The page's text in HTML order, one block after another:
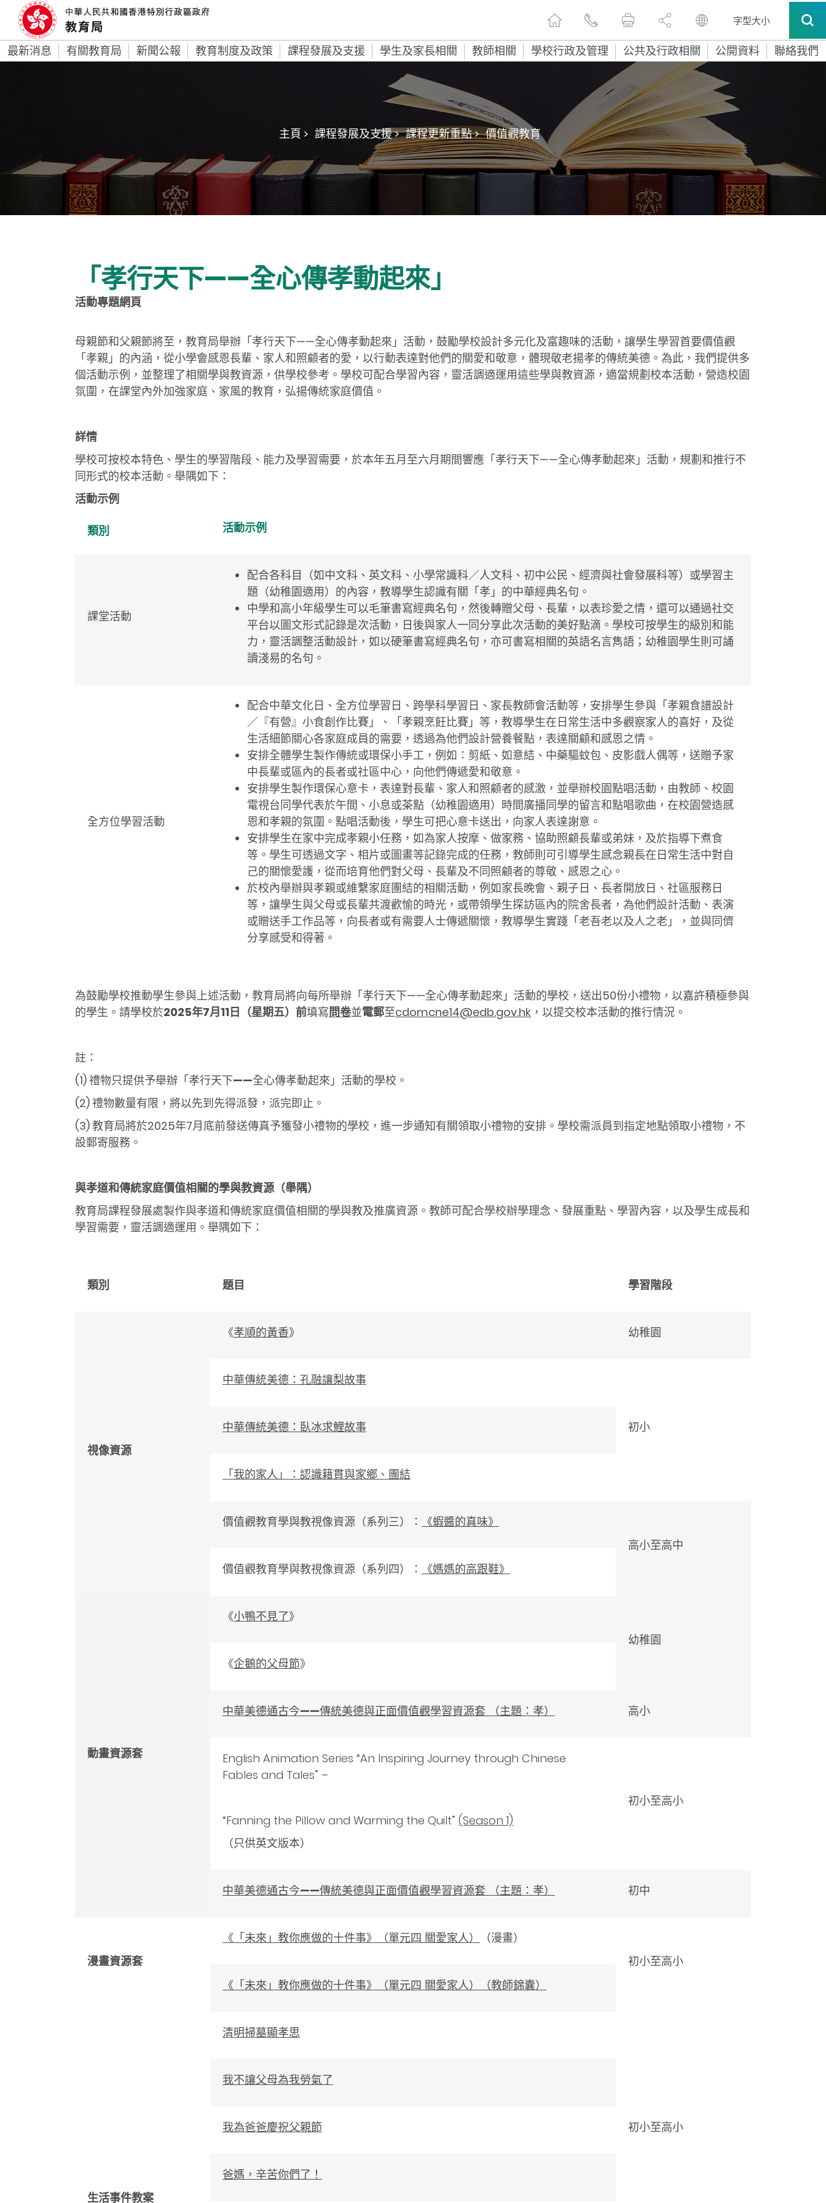
字型大小
最新消息 有關教育局 新聞公報 教育制度及政策 課程發展及支援 學生及家長相關 教師相關 學校行政及管理 公共及行政相關 公開資料 聯絡我們
主頁 > 課程發展及支援 > 課程更新重點 > 價值觀教育
「孝行天下——全心傳孝動起來」
活動專題網頁
母親節和父親節將至，教育局舉辦「孝行天下——全心傳孝動起來」活動，鼓勵學校設計多元化及富趣味的活動，讓學生學習首要價值觀
「孝親」的內涵，從小學會感恩長輩、家人和照顧者的愛，以行動表達對他們的關愛和敬意，體現敬老揚孝的傳統美德。為此，我們提供多
個活動示例，並整理了相關學與教資源，供學校參考。學校可配合學習內容，靈活調適運用這些學與教資源，適當規劃校本活動，營造校園
氛圍，在課堂內外加強家庭、家風的教育，弘揚傳統家庭價值。
詳情
學校可按校本特色、學生的學習階段、能力及學習需要，於本年五月至六月期間響應「孝行天下——全心傳孝動起來」活動，規劃和推行不
同形式的校本活動。舉隅如下：
活動示例
類別 活動示例
課堂活動
配合各科目（如中文科、英文科、小學常識科／人文科、初中公民、經濟與社會發展科等）或學習主
題（幼稚園適用）的內容，教導學生認識有關「孝」的中華經典名句。
中學和高小年級學生可以毛筆書寫經典名句，然後轉贈父母、長輩，以表珍愛之情，還可以通過社交
平台以圖文形式記錄是次活動，日後與家人一同分享此次活動的美好點滴。學校可按學生的級別和能
力，靈活調整活動設計，如以硬筆書寫經典名句，亦可書寫相關的英語名言雋語；幼稚園學生則可誦
讀淺易的名句。
全方位學習活動
配合中華文化日、全方位學習日、跨學科學習日、家長教師會活動等，安排學生參與「孝親食譜設計
／『有營』小食創作比賽」、「孝親烹飪比賽」等，教導學生在日常生活中多觀察家人的喜好，及從
生活細節關心各家庭成員的需要，透過為他們設計營養餐點，表達關顧和感恩之情。
安排全體學生製作傳統或環保小手工，例如：剪紙、如意結、中藥驅蚊包、皮影戲人偶等，送贈予家
中長輩或區內的長者或社區中心，向他們傳遞愛和敬意。
安排學生製作環保心意卡，表達對長輩、家人和照顧者的感激，並舉辦校園點唱活動，由教師、校園
電視台同學代表於午間、小息或茶點（幼稚園適用）時間廣播同學的留言和點唱歌曲，在校園營造感
恩和孝親的氛圍。點唱活動後，學生可把心意卡送出，向家人表達謝意。
安排學生在家中完成孝親小任務，如為家人按摩、做家務、協助照顧長輩或弟妹，及於指導下煮食
等。學生可透過文字、相片或圖畫等記錄完成的任務，教師則可引導學生感念親長在日常生活中對自
己的關懷愛護，從而培育他們對父母、長輩及不同照顧者的尊敬、感恩之心。
於校內舉辦與孝親或維繫家庭團結的相關活動，例如家長晚會、親子日、長者開放日、社區服務日
等，讓學生與父母或長輩共渡歡愉的時光，或帶領學生探訪區內的院舍長者，為他們設計活動、表演
或贈送手工作品等，向長者或有需要人士傳遞關懷，教導學生實踐「老吾老以及人之老」，並與同儕
分享感受和得著。
為鼓勵學校推動學生參與上述活動，教育局將向每所舉辦「孝行天下——全心傳孝動起來」活動的學校，送出50份小禮物，以嘉許積極參與
的學生。請學校於2025年7月11日（星期五）前填寫問卷並電郵至cdomcne14@edb.gov.hk ， 以提交校本活動的推行情況。
註：
(1) 禮物只提供予舉辦「孝行天下——全心傳孝動起來」活動的學校。
(2) 禮物數量有限，將以先到先得派發，派完即止。
(3) 教育局將於2025年7月底前發送傳真予獲發小禮物的學校，進一步通知有關領取小禮物的安排。學校需派員到指定地點領取小禮物，不
設郵寄服務。
與孝道和傳統家庭價值相關的學與教資源（舉隅）
教育局課程發展處製作與孝道和傳統家庭價值相關的學與教及推廣資源。教師可配合學校辦學理念、發展重點、學習內容，以及學生成長和
學習需要，靈活調適運用。舉隅如下：
類別 題目 學習階段
視像資源
《孝順的黃香》 幼稚園
中華傳統美德：孔融讓梨故事
初小
中華傳統美德：臥冰求鯉故事
「我的家人」：認識籍貫與家鄉、團結
價值觀教育學與教視像資源（系列三）： 《蝦醬的真味》
高小至高中
價值觀教育學與教視像資源（系列四）：
《媽媽的高跟鞋》
動畫資源套
《小鴨不見了》
幼稚園
《企鵝的父母節》
中華美德通古今——傳統美德與正面價值觀學習資源套 （主題：孝） 高小
English Animation Series “An Inspiring Journey through Chinese
Fables and Tales” –
“Fanning the Pillow and Warming the Quilt” (Season 1)
（只供英文版本）
初小至高小
中華美德通古今——傳統美德與正面價值觀學習資源套 （主題：孝） 初中
漫畫資源套
《 「未來」教你應做的十件事》（單元四 關愛家人）
（漫畫）
初小至高小
《「未來」教你應做的十件事》（單元四 關愛家人）（教師錦囊）
生活事件教案
清明掃墓顯孝思
初小至高小
我不讓父母為我勞氣了
我為爸爸慶祝父親節
爸媽，辛苦你們了！